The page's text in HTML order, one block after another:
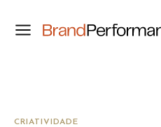
CRIATIVIDADE